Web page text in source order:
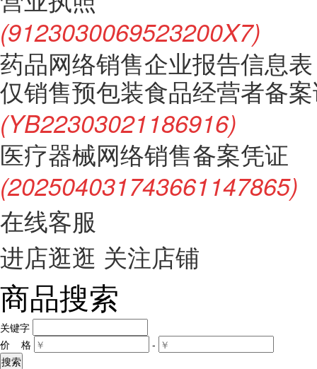
(9123030069523200X7)
药品网络销售企业报告信息表
仅销售预包装食品经营者备
(YB22303021186916)
医疗器械网络销售备案凭证
(202504031743661147865)
在线客服
进店逛逛 关注店铺
商品搜索
关键字
价 格
-